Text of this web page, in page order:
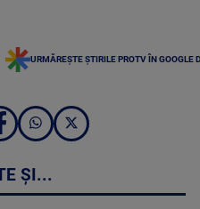
URMĂREȘTE ȘTIRILE PROTV ÎN GOOGLE
ȘI...